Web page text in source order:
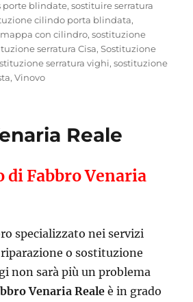
porte blindate,sostituire serratura
cilindo porta blindata,
con cilindro,sostituzione
serratura Cisa,Sostituzione
serratura vighi,sostituzione
,Vinovo
Reale
di Fabbro Venaria
specializzato nei servizi
riparazione o sostituzione
non sarà più un problema
Venaria Reale è in grado